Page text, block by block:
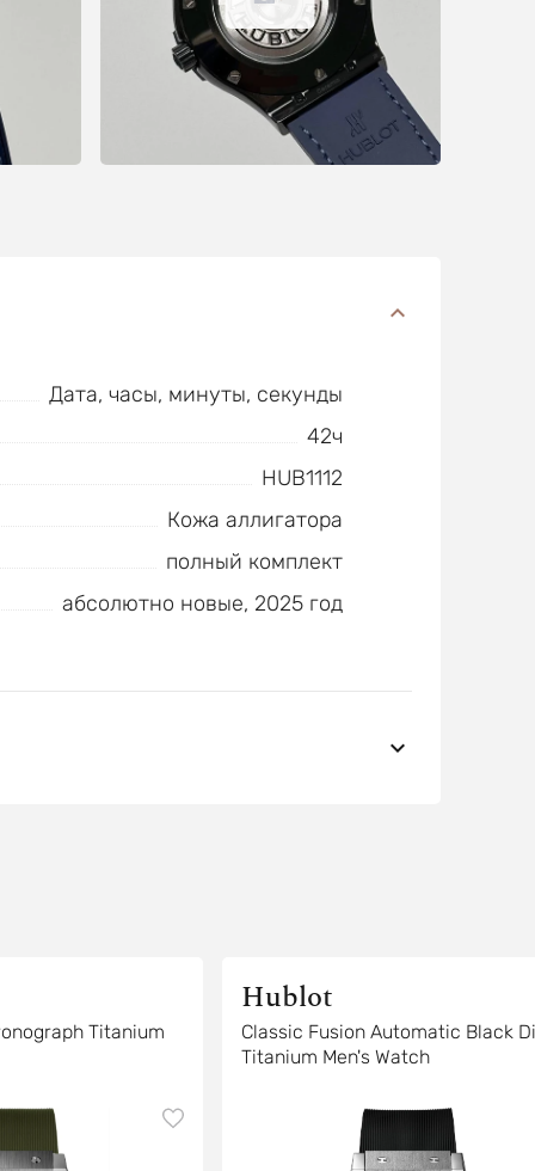
Дата, часы, минуты, секунды
42ч
HUB1112
Кожа аллигатора
полный комплект
абсолютно новые, 2025 год
Titanium
Hublot
Classic Fusion Automatic Black
Titanium Men's Watch